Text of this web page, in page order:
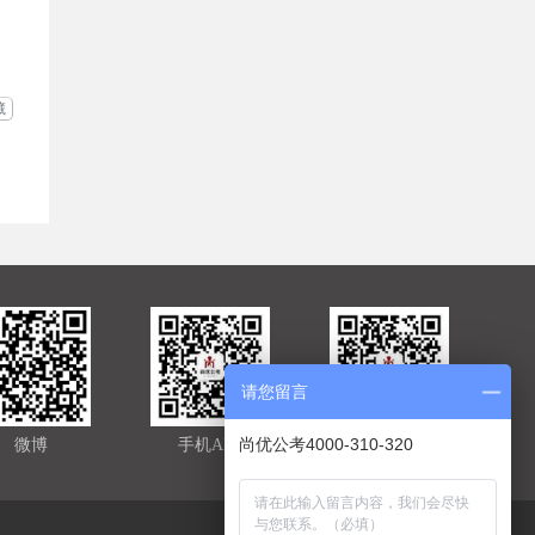
官方微信
手机APP
微博
请您留言
尚优公考4000-310-320